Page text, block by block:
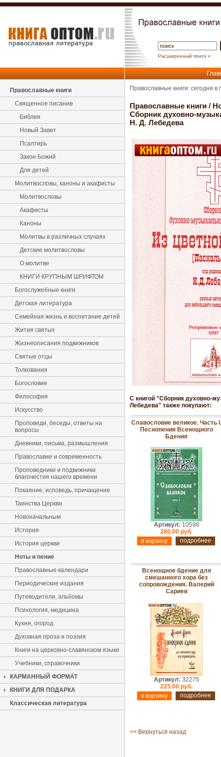
Расширенный поиск »
Православные книги
Священное писание
Библия
Новый Завет
Псалтирь
Закон Божий
Для детей
Молитвословы, каноны и акафисты
Молитвословы
Акафисты
Каноны
Молитвы в различных случаях
Детские молитвословы
О молитве
КНИГИ КРУПНЫМ ШРИФТОМ
Богослужебные книги
Детская литература
Семейная жизнь и воспитание детей
Жития святых
Жизнеописания подвижников
Святые отцы
Толкования
Богословие
Философия
Искусство
Проповеди, беседы, ответы на
вопросы
Дневники, письма, размышления
Православие и современность
Проповедники и подвижники
благочестия нашего времени
Покаяние, исповедь, причащение
Таинства Церкви
Новоначальным
История
История церкви
Ноты и пение
Православные календари
Периодические издания
Путеводители, альбомы
Психология, медицина
Кухня, огород
Духовная проза и поэзия
Книги на церковно-славянском языке
Учебники, справочники
КАРМАННЫЙ ФОРМАТ
КНИГИ ДЛЯ ПОДАРКА
Классическая литература
Православные книги: сегодня
Православные книги /
Сборник духовно-
Н. Д. Лебедева
С книгой "Сборник духовно-
Лебедева" также покупают:
Славословие великое. Часть I.
Песнопения Всенощного
Бдения
Артикул: 10598
280.00 руб.
подробнее
Всенощное бдение для
смешанного хора без
сопровождения. Валерий
Сариев
Артикул: 32275
225.00 руб.
подробнее
<< Вернуться назад